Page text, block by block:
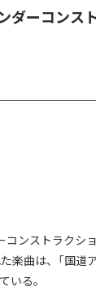
ダーコンス
コンストラクシ
楽曲は、「国道
いる。